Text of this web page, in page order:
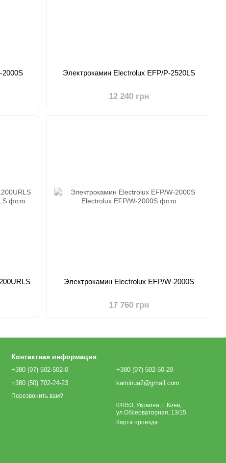
2000S
Электрокамин Electrolux EFP/P-2520LS
12 240 грн
Электрокамин Electrolux EFP/W-2000S
17 760 грн
Контактная информация
+380 (97) 502-502-0
+380 (50) 702-24-23
Перезвонить вам?
+380 (97) 502-50-20
kaminua2@gmail.com
04053, Украина, г. Киев,
ул.Обсерваторная, 13/15
Карта проезда